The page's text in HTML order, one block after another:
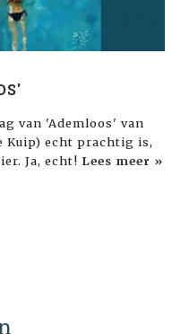
van 'Ademloos' van
Kuip) echt prachtig is,
Ja, echt! Lees meer »